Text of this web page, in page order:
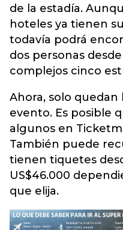
de la estadía.
hoteles ya tienen
todavía podrá
dos personas
complejos cinco
Ahora, solo quedan
evento. Es posible
algunos en
También puede
tienen tiquetes
US$46.000
que elija.